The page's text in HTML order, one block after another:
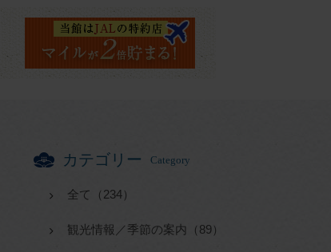
カテゴリー Category
全て（234）
観光情報／季節の案内（89）